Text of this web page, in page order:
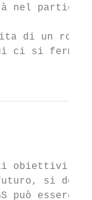
vita di un
ci si
obiettivi
si
può essere